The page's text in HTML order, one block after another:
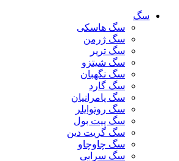
سگ
سگ هاسکی
سگ ژرمن
سگ تریر
سگ شیتزو
سگ نگهبان
سگ گارد
سگ پامرانیان
سگ روتوایلر
سگ پیت بول
سگ گریت دین
سگ چاوچاو
سگ سرابی